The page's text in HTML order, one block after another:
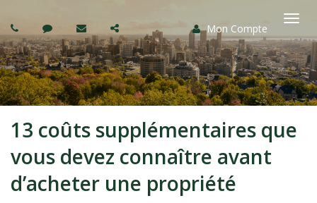
Mon Compte
la
13 coûts supplémentaires que
vous devez connaître avant
d’acheter une propriété